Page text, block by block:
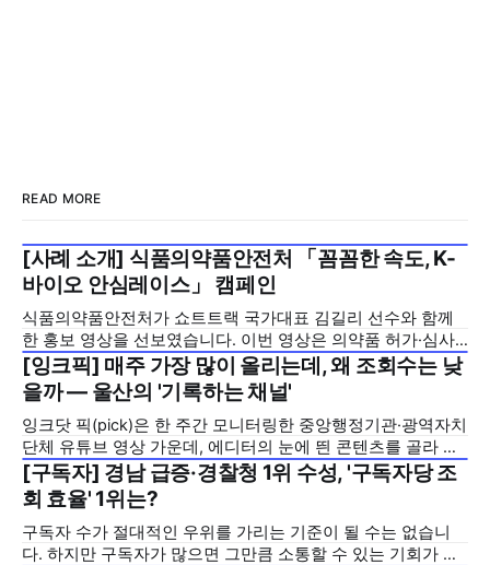
READ MORE
2026년 7월 5주
[사례 소개] 식품의약품안전처 「꼼꼼한 속도, K-
바이오 안심레이스」 캠페인
식품의약품안전처가 쇼트트랙 국가대표 김길리 선수와 함께
한 홍보 영상을 선보였습니다. 이번 영상은 의약품 허가·심사
기간을 기존 420일에서 240일로 단축한 정책을 국민에게 쉽
고 친근하게 알리기 위해 제작한 것으로, 딱딱하게 느껴질 수
있는 규제 정책을, 빙판 위에서 빠른 스피드와 꼼꼼한 준비를
모두 갖춘 김길리 선수의 이미지에 빗대어 풀어낸 것이 특징입
니다. '빠르지만
2026년 7월 5주
[잉크픽] 매주 가장 많이 올리는데, 왜 조회수는 낮
을까 — 울산의 '기록하는 채널'
잉크닷 픽(pick)은 한 주간 모니터링한 중앙행정기관·광역자치
단체 유튜브 영상 가운데, 에디터의 눈에 띈 콘텐츠를 골라 그
시도와 의미를 들여다보는 코너입니다. 조회수 순위표 맨 위에
오르지는 못했지만, 다른 채널이 가지 않은 길을 택한 콘텐츠
를 소개합니다. 이번 주는 특정 영상 한 편이 아니라, 채널 하나
의 '변화'를 이야기하려
2026년 7월 5주
[구독자] 경남 급증·경찰청 1위 수성, '구독자당 조
회 효율' 1위는?
구독자 수가 절대적인 우위를 가리는 기준이 될 수는 없습니
다. 하지만 구독자가 많으면 그만큼 소통할 수 있는 기회가 많